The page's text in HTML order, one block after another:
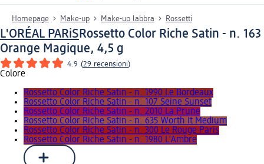
Homepage Make-up Make-up labbra Rossetti
L'ORÉAL PARiSRossetto Color Riche Satin - n. 163
Orange Magique, 4,5 g
4.9 (29 recensioni)
Colore
Rossetto Color Riche Satin - n. 1990 Le Bordeaux
Rossetto Color Riche Satin - n. 107 Seine Sunset
Rossetto Color Riche Satin - n. 2010 La Prune
Rossetto Color Riche Satin - n. 635 Worth It Medium
Rossetto Color Riche Satin - n. 300 Le Rouge Paris
Rossetto Color Riche Satin - n. 1980 L'Ambre